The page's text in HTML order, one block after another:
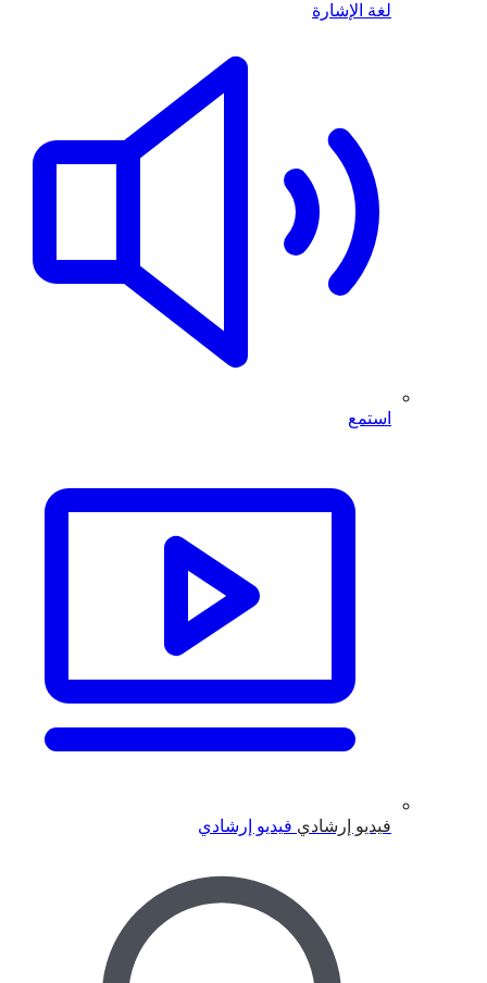
لغة الإشارة
استمع
فيديو إرشادي فيديو إرشادي